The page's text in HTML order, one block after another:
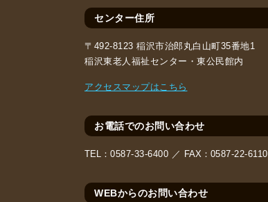
センター住所
〒492-8123 稲沢市治郎丸白山町35番地1
稲沢東老人福祉センター・東公民館内
アクセスマップはこちら
お電話でのお問い合わせ
TEL： 0587-33-6400 ／ FAX： 0587-22-6110
WEBからのお問い合わせ